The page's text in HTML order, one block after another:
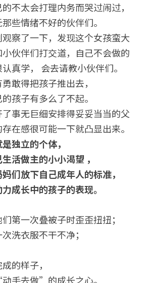
不太会打理内务而哭过闹过，
些情绪不好的伙伴们。
察了一下，发现这个女孩蛮大
伙伴们打交道，自己不会做的
真学， 会去请教小伙伴们。
敢得把孩子推出去，
孩子有多么了不起。
事无巨细安排得妥妥当当的父
在感很可能一下就凸显出来。
独立的个体，
活做主的小小渴望 ，
们放下自己成年人的标准，
成长中的孩子的表现。
第一次叠被子时歪歪扭扭；
洗衣服不干不净；
的样子，
手去做”的成长之心。